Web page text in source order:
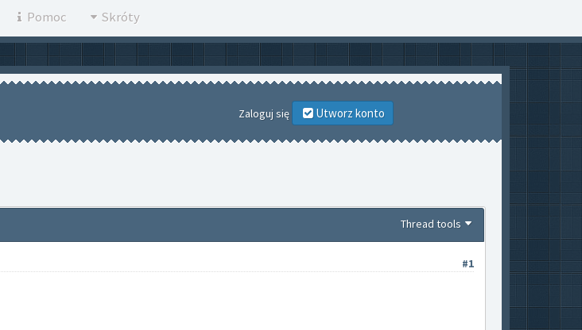
Pomoc Skróty
Zaloguj się Utworz konto
Thread tools
#1